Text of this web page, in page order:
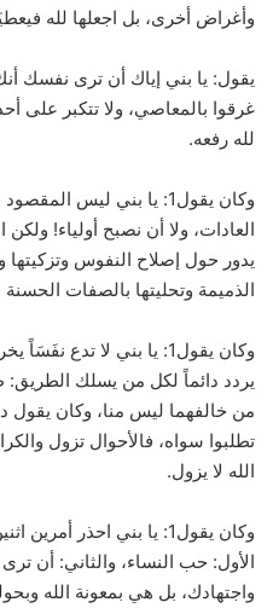
وأغراض أخرى، بل اجعلها لله
يقول: يا بني إياك أن ترى نفسك
غرقوا بالمعاصي، ولا تتكبر على
لله رفعه.
وكان يقول1: يا بني ليس
العادات، ولا أن نصبح أولياء!
يدور حول إصلاح النفوس
الذميمة وتحليتها بالصفات
وكان يقول1: يا بني لا تدع
يردد دائماً لكل من يسلك الطريق:
من خالفهما ليس منا، وكان يقول
تطلبوا سواه، فالأحوال تزول
الله لا يزول.
وكان يقول1: يا بني احذر
الأول: حب النساء، والثاني: أن
واجتهادك، بل هي بمعونة الله